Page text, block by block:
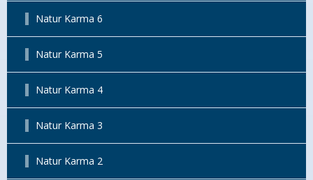
Natur Karma 6
Natur Karma 5
Natur Karma 4
Natur Karma 3
Natur Karma 2